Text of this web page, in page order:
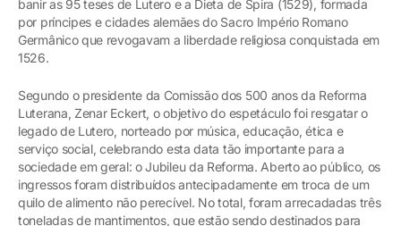
banir as 95 teses de Lutero e a Dieta de Spira (1529), formada
por príncipes e cidades alemães do Sacro Império Romano
Germânico que revogavam a liberdade religiosa conquistada em
1526.
Segundo o presidente da Comissão dos 500 anos da Reforma
Luterana, Zenar Eckert, o objetivo do espetáculo foi resgatar o
legado de Lutero, norteado por música, educação, ética e
serviço social, celebrando esta data tão importante para a
sociedade em geral: o Jubileu da Reforma. Aberto ao público, os
ingressos foram distribuídos antecipadamente em troca de um
quilo de alimento não perecível. No total, foram arrecadadas três
toneladas de mantimentos, que estão sendo destinados para